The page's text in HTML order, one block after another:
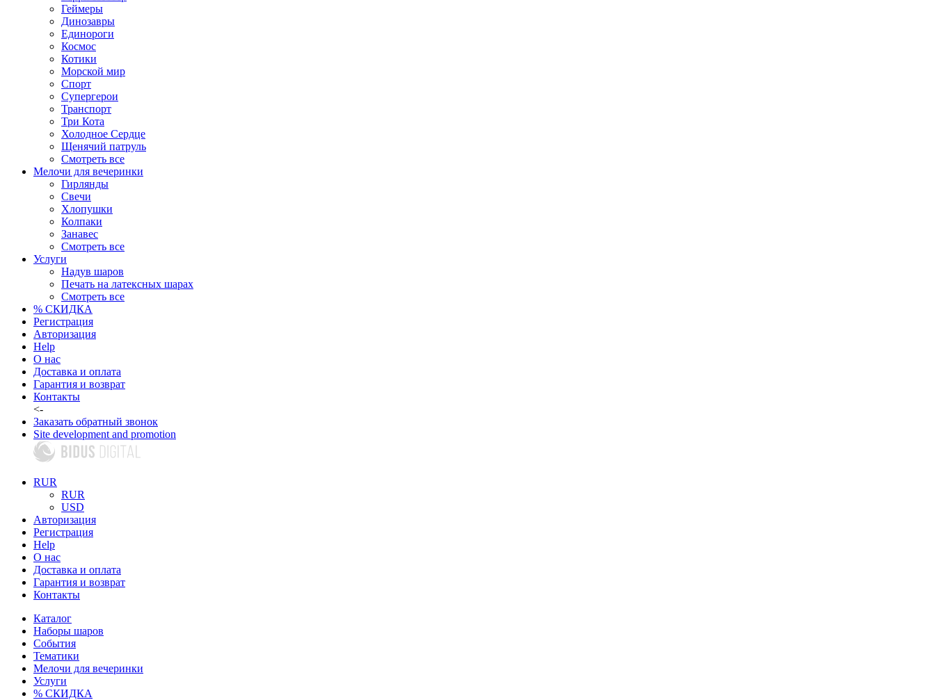
Геймеры
Динозавры
Единороги
Космос
Котики
Морской мир
Спорт
Супергерои
Транспорт
Три Кота
Холодное Сердце
Щенячий патруль
Смотреть все
Мелочи для вечеринки
Гирлянды
Свечи
Хлопушки
Колпаки
Занавес
Смотреть все
Услуги
Надув шаров
Печать на латексных шарах
Смотреть все
% СКИДКА
Регистрация
Авторизация
Help
О нас
Доставка и оплата
Гарантия и возврат
Контакты
<-
Заказать обратный звонок
Site development and promotion
RUR
RUR
USD
Авторизация
Регистрация
Help
О нас
Доставка и оплата
Гарантия и возврат
Контакты
Каталог
Наборы шаров
События
Тематики
Мелочи для вечеринки
Услуги
% СКИДКА